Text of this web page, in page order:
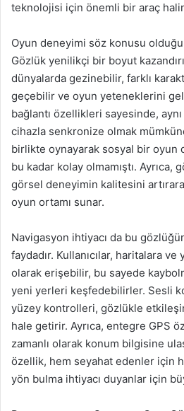
teknolojisi için önemli bir araç
Oyun deneyimi söz konusu
Gözlük yenilikçi bir boyut
dünyalarda gezinebilir, farklı
geçebilir ve oyun yeteneklerini
bağlantı özellikleri sayesinde,
cihazla senkronize olmak
birlikte oynayarak sosyal bir oyun
bu kadar kolay olmamıştı. Ayrıca,
görsel deneyimin kalitesini
oyun ortamı sunar.
Navigasyon ihtiyacı da bu
faydadır. Kullanıcılar, haritalara
olarak erişebilir, bu sayede
yeni yerleri keşfedebilirler. Sesli
yüzey kontrolleri, gözlükle
hale getirir. Ayrıca, entegre GPS
zamanlı olarak konum bilgisine
özellik, hem seyahat edenler için
yön bulma ihtiyacı duyanlar için